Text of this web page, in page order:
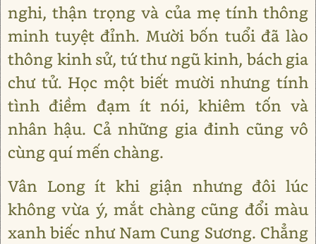
nghi, thận trọng và của mẹ tính thông
minh tuyệt đỉnh. Mười bốn tuổi đã lào
thông kinh sử, tứ thư ngũ kinh, bách gia
chư tử. Học một biết mười nhưng tính
tình điềm đạm ít nói, khiêm tốn và
nhân hậu. Cả những gia đinh cũng vô
cùng quí mến chàng.
Vân Long ít khi giận nhưng đôi lúc
không vừa ý, mắt chàng cũng đổi màu
xanh biếc như Nam Cung Sương. Chẳng